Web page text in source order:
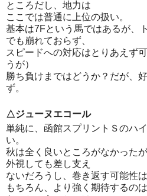
ところだし、地力は
ここでは普通に上位の扱い。
基本は7Fという馬ではあるが、
でも崩れておらず、
スピードへの対応はとりあえず
うが）
勝ち負けまではどうか？だが、
ず。
△ジューヌエコール
単純に、函館スプリントＳのハ
い。
秋は全く良いところがなかった
外視しても差し支え
ないだろうし、巻き返す可能性
もちろん、より強く期待するの